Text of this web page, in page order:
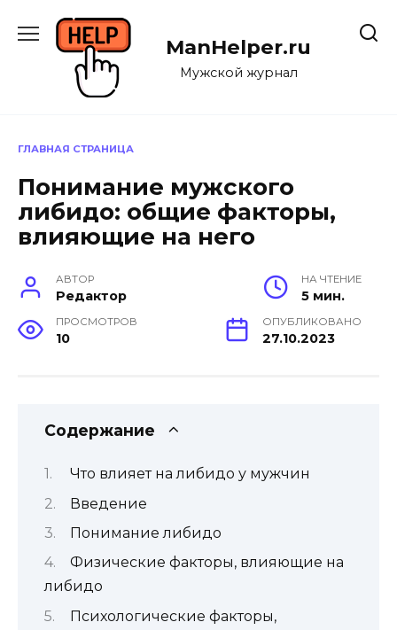
содержанию
ManHelper.ru
Мужской журнал
ГЛАВНАЯ СТРАНИЦА
Понимание мужского
либидо: общие факторы,
влияющие на него
АВТОР
Редактор
НА ЧТЕНИЕ
5 мин.
ПРОСМОТРОВ
10
ОПУБЛИКОВАНО
27.10.2023
Содержание
Что влияет на либидо у мужчин
Введение
Понимание либидо
Физические факторы, влияющие на
либидо
Психологические факторы,